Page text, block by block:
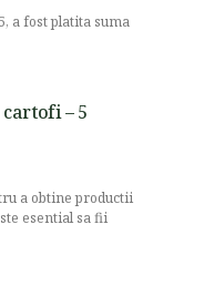
a fost platita suma
– 5
a obtine productii
esential sa fii